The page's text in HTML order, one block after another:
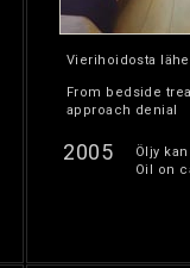
Vierihoidosta
From bedside
approach denial
2005
Öljy
Oil on